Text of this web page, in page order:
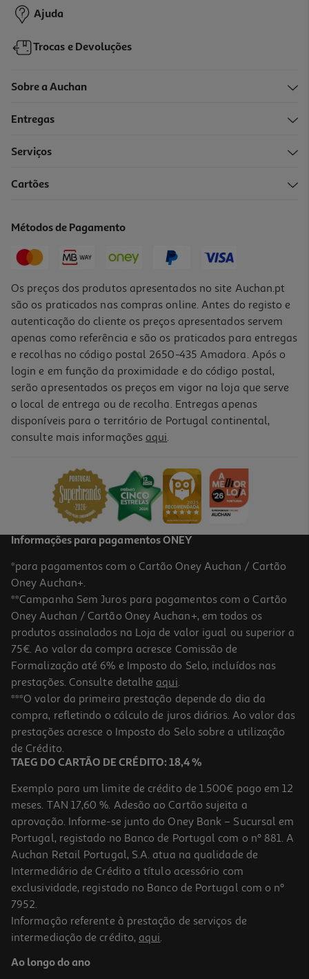
Tela 8f Auchan 46x38cm
Tela 8p Auchan 46x33cm
3.99 €/un
3,99 €
Tela Auchan 2 Peças 30x30cm
2.39 €/un
Ajuda
Trocas e Devoluções
Sobre a Auchan
Entregas
Serviços
Cartões
Métodos de Pagamento
Os preços dos produtos apresentados no site Auchan.pt
são os praticados nas compras online. Antes do registo e
autenticação do cliente os preços apresentados servem
apenas como referência e são os praticados para entregas
e recolhas no código postal 2650-435 Amadora. Após o
login e em função da proximidade e do código postal,
serão apresentados os preços em vigor na loja que serve
o local de entrega ou de recolha. Entregas apenas
disponíveis para o território de Portugal continental,
consulte mais informações aqui.
Informações para pagamentos ONEY
*para pagamentos com o Cartão Oney Auchan / Cartão
Oney Auchan+.
**Campanha Sem Juros para pagamentos com o Cartão
Oney Auchan / Cartão Oney Auchan+, em todos os
produtos assinalados na Loja de valor igual ou superior a
75€. Ao valor da compra acresce Comissão de
Formalização até 6% e Imposto do Selo, incluídos nas
prestações. Consulte detalhe aqui.
***O valor da primeira prestação depende do dia da
compra, refletindo o cálculo de juros diários. Ao valor das
prestações acresce o Imposto do Selo sobre a utilização
de Crédito.
TAEG DO CARTÃO DE CRÉDITO: 18,4 %
Exemplo para um limite de crédito de 1.500€ pago em 12
meses. TAN 17,60 %. Adesão ao Cartão sujeita a
aprovação. Informe-se junto do Oney Bank – Sucursal em
Portugal, registado no Banco de Portugal com o nº 881. A
Auchan Retail Portugal, S.A. atua na qualidade de
Intermediário de Crédito a título acessório com
exclusividade, registado no Banco de Portugal com o nº
7952.
Informação referente à prestação de serviços de
intermediação de crédito, aqui.
Ao longo do ano